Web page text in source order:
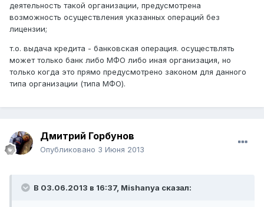
деятельность такой организации, предусмотрена
возможность осуществления указанных операций без
лицензии;
т.о. выдача кредита - банковская операция. осуществлять
может только банк либо МФО либо иная организация, но
только когда это прямо предусмотрено законом для данного
типа организации (типа МФО).
Дмитрий Горбунов
Опубликовано 3 Июня 2013
В 03.06.2013 в 16:37, Mishanya сказал: